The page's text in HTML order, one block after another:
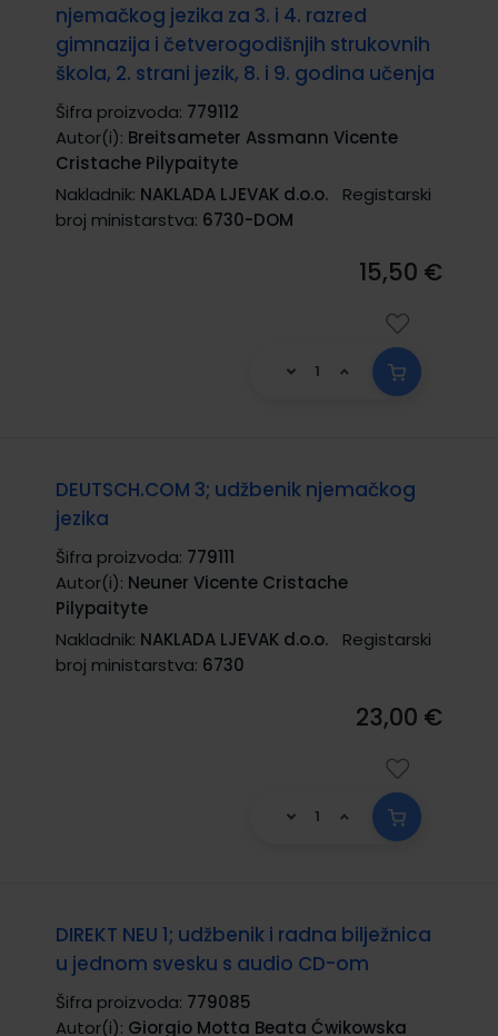
njemačkog jezika za 3. i 4. razred
gimnazija i četverogodišnjih strukovnih
škola, 2. strani jezik, 8. i 9. godina učenja
Šifra proizvoda: 779112
Autor(i): Breitsameter Assmann Vicente
Cristache Pilypaityte
Nakladnik: NAKLADA LJEVAK d.o.o.
Registarski
broj ministarstva: 6730-DOM
15,50 €
DEUTSCH.COM 3; udžbenik njemačkog
jezika
Šifra proizvoda: 779111
Autor(i): Neuner Vicente Cristache
Pilypaityte
Nakladnik: NAKLADA LJEVAK d.o.o.
Registarski
broj ministarstva: 6730
23,00 €
DIREKT NEU 1; udžbenik i radna bilježnica
u jednom svesku s audio CD-om
Šifra proizvoda: 779085
Autor(i): Giorgio Motta Beata Ćwikowska